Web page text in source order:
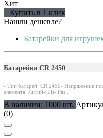
Хит
Купить в 1 клик
Нашли дешевле?
Батарейки для
Батарейка CR 2450
- Тип батарей: CR 2450- Напряжение
элемента: Литий-(Li)- Раз..
В наличии: 1000 шт.
(0)